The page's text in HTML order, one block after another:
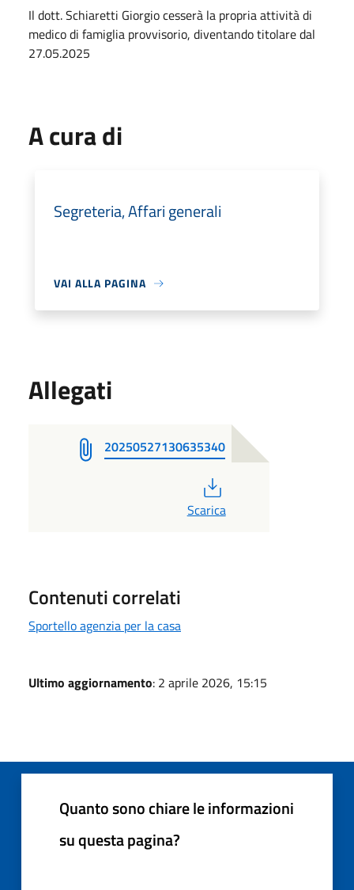
Il dott. Schiaretti Giorgio cesserà la propria attività di
medico di famiglia provvisorio, diventando titolare dal
27.05.2025
A cura di
Segreteria, Affari generali
VAI ALLA PAGINA
Allegati
20250527130635340
Scarica
Contenuti correlati
Sportello agenzia per la casa
Ultimo aggiornamento: 2 aprile 2026, 15:15
Quanto sono chiare le informazioni
su questa pagina?